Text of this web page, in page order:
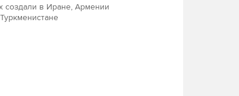
создали в Иране, Армении